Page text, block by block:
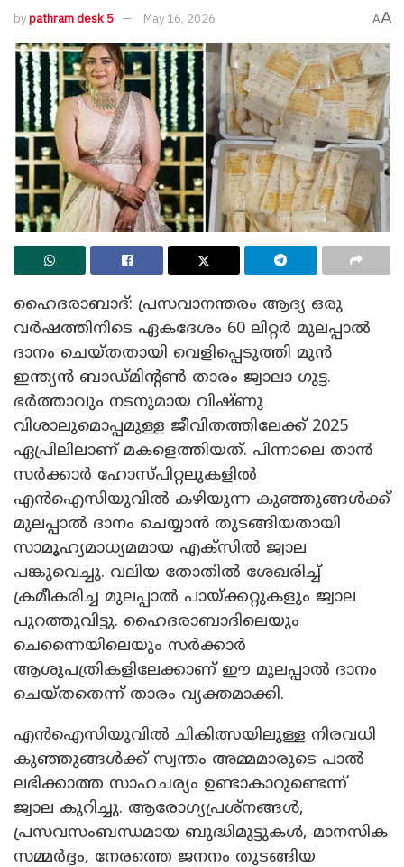
bypathram desk 5 May 16, 2026 AA
ഹൈദരാബാദ്: പ്രസവാനന്തരം ആദ്യ ഒരു
വർഷത്തിനിടെ ഏകദേശം 60 ലിറ്റർ മുലപ്പാൽ
ദാനം ചെയ്തതായി വെളിപ്പെടുത്തി മുൻ
ഇന്ത്യൻ ബാഡ്മിന്റൺ താരം ജ്വാലാ ​ഗുട്ട.
ഭർത്താവും നടനുമായ വിഷ്ണു
വിശാലുമൊപ്പമുള്ള ജീവിതത്തിലേക്ക് 2025
ഏപ്രിലിലാണ് മകളെത്തിയത്. പിന്നാലെ താൻ
സർക്കാർ ഹോസ്പിറ്റലുകളിൽ
എൻഐസിയുവിൽ കഴിയുന്ന കുഞ്ഞുങ്ങൾക്ക്
മുലപ്പാൽ ദാനം ചെയ്യാൻ തുടങ്ങിയതായി
സാമൂഹ്യമാധ്യമമായ എക്‌സിൽ ജ്വാല
പങ്കുവെച്ചു. വലിയ തോതിൽ ശേഖരിച്ച്
ക്രമീകരിച്ച മുലപ്പാൽ പായ്ക്കറ്റുകളും ജ്വാല
പുറത്തുവിട്ടു. ഹൈദരാബാദിലെയും
ചെന്നൈയിലെയും സർക്കാർ
ആശുപത്രികളിലേക്കാണ് ഈ മുലപ്പാൽ ദാനം
ചെയ്തതെന്ന് താരം വ്യക്തമാക്കി.
എൻഐസിയുവിൽ ചികിത്സയിലുള്ള നിരവധി
കുഞ്ഞുങ്ങൾക്ക് സ്വന്തം അമ്മമാരുടെ പാൽ
ലഭിക്കാത്ത സാഹചര്യം ഉണ്ടാകാറുണ്ടെന്ന്
ജ്വാല കുറിച്ചു. ആരോഗ്യപ്രശ്നങ്ങൾ,
പ്രസവസംബന്ധമായ ബുദ്ധിമുട്ടുകൾ, മാനസിക
സമ്മർദ്ദം, നേരത്തെ ജനനം തുടങ്ങിയ